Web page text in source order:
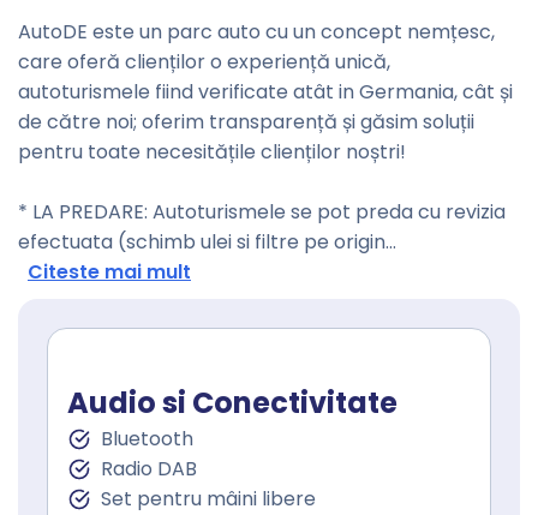
AutoDE este un parc auto cu un concept nemțesc,
care oferă clienților o experiență unică,
autoturismele fiind verificate atât in Germania, cât și
de către noi; oferim transparență și găsim soluții
pentru toate necesitățile clienților noștri!
* LA PREDARE: Autoturismele se pot preda cu revizia
efectuata (schimb ulei si filtre pe origin...
Citeste mai mult
Audio si Conectivitate
Bluetooth
Radio DAB
Set pentru mâini libere